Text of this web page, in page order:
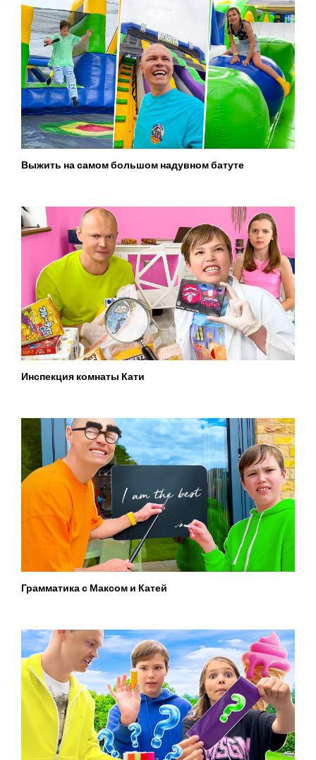
Выжить на самом большом надувном батуте
Инспекция комнаты Кати
Грамматика с Максом и Катей